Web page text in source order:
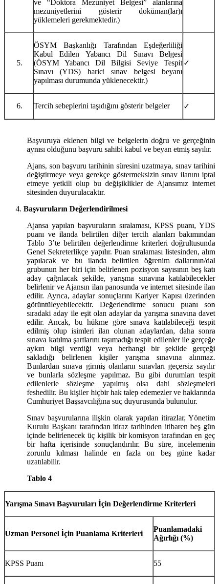
ve “Doktora Mezuniyet Belgesi” alanlarına
mezuniyetlerini gösterir doküman(lar)ı
yüklemeleri gerekmektedir.)
ÖSYM Başkanlığı Tarafından Eşdeğerliliği
Kabul Edilen Yabancı Dil Sınavı Belgesi
(ÖSYM Yabancı Dil Bilgisi Seviye Tespit
Sınavı (YDS) harici sınav belgesi beyanı
yapılması durumunda yüklenecektir.)
✓
Tercih sebeplerini taşıdığını gösterir belgeler ✓
Başvuruya eklenen bilgi ve belgelerin doğru ve gerçeğinin
aynısı olduğunu başvuru sahibi kabul ve beyan etmiş sayılır.
Ajans, son başvuru tarihinin süresini uzatmaya, sınav tarihini
değiştirmeye veya gerekçe göstermeksizin sınav ilanını iptal
etmeye yetkili olup bu değişiklikler de Ajansımız internet
sitesinden duyurulacaktır.
Başvuruların Değerlendirilmesi
Ajansa yapılan başvuruların sıralaması, KPSS puanı, YDS
puanı ve ilanda belirtilen diğer tercih alanları bakımından
Tablo 3’te belirtilen değerlendirme kriterleri doğrultusunda
Genel Sekreterlikçe yapılır. Puan sıralaması listesinden, alım
yapılacak ve bu ilanda belirtilen öğrenim dallarının/dal
grubunun her biri için belirlenen pozisyon sayısının beş katı
aday çağrılacak şekilde, yarışma sınavına katılabilecekler
belirlenir ve Ajansın ilan panosunda ve internet sitesinde ilan
edilir. Ayrıca, adaylar sonuçlarını Kariyer Kapısı üzerinden
görüntüleyebilecektir. Değerlendirme sonucu puanı son
sıradaki aday ile eşit olan adaylar da yarışma sınavına davet
edilir. Ancak, bu hükme göre sınava katılabileceği tespit
edilmiş olup isimleri ilan olunan adaylardan, daha sonra
sınava katılma şartlarını taşımadığı tespit edilenler ile gerçeğe
aykırı bilgi verdiği veya herhangi bir şekilde gerçeği
sakladığı belirlenen kişiler yarışma sınavına alınmaz.
Bunlardan sınava girmiş olanların sınavları geçersiz sayılır
ve bunlarla sözleşme yapılmaz. Bu gibi durumları tespit
edilenlerle sözleşme yapılmış olsa dahi sözleşmeleri
feshedilir. Bu kişiler hiçbir hak talep edemezler ve haklarında
Cumhuriyet Başsavcılığına suç duyurusunda bulunulur.
Sınav başvurularına ilişkin olarak yapılan itirazlar, Yönetim
Kurulu Başkanı tarafından itiraz tarihinden itibaren beş gün
içinde belirlenecek üç kişilik bir komisyon tarafından en geç
bir hafta içerisinde sonuçlandırılır. Bu süre, incelemenin
zorunlu kılması halinde en fazla on beş güne kadar
uzatılabilir.
Tablo 4
Yarışma Sınavı Başvuruları İçin Değerlendirme Kriterleri
Uzman Personel İçin Puanlama Kriterleri
Puanlamadaki
Ağırlığı (%)
KPSS Puanı 55